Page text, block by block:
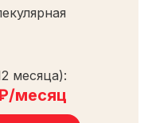
месяц
месяца):